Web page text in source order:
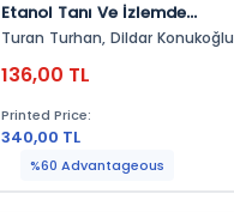
Etanol Tanı Ve İzlemde
Laboratuvar Turan Turhan, Dildar Konukoğlu
136,00 TL
Printed Price:
340,00 TL
%60 Advantageous